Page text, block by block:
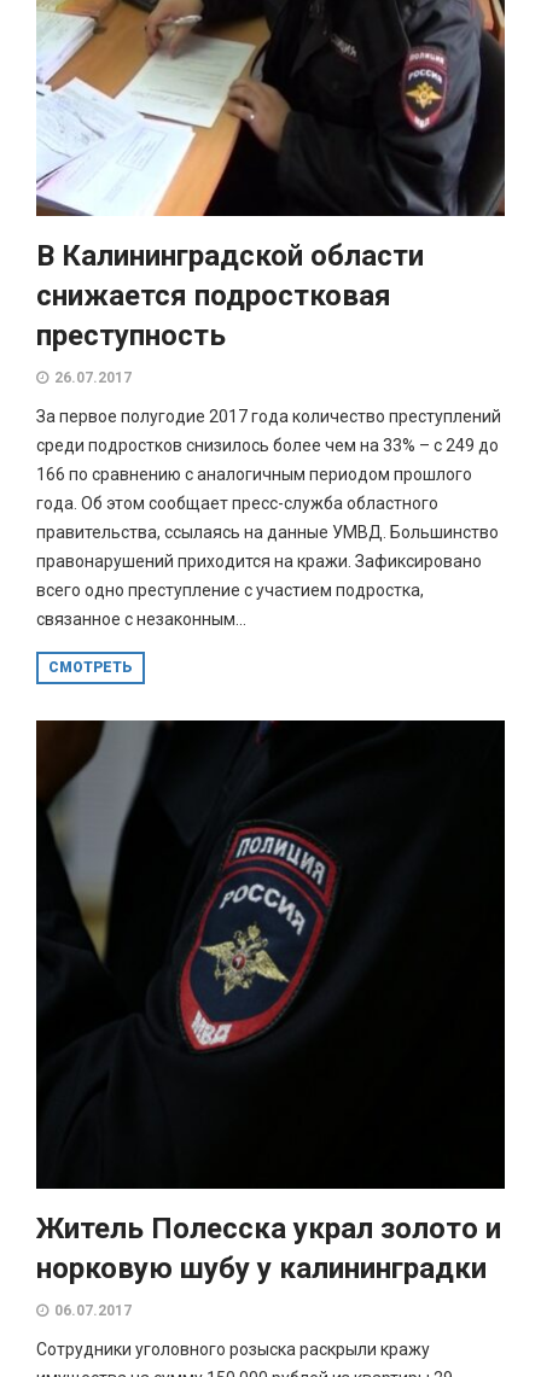
В Калининградской области
снижается подростковая
преступность
26.07.2017
За первое полугодие 2017 года количество преступлений
среди подростков снизилось более чем на 33% – с 249 до
166 по сравнению с аналогичным периодом прошлого
года. Об этом сообщает пресс-служба областного
правительства, ссылаясь на данные УМВД. Большинство
правонарушений приходится на кражи. Зафиксировано
всего одно преступление с участием подростка,
связанное с незаконным...
СМОТРЕТЬ
Житель Полесска украл золото и
норковую шубу у калининградки
06.07.2017
Сотрудники уголовного розыска раскрыли кражу